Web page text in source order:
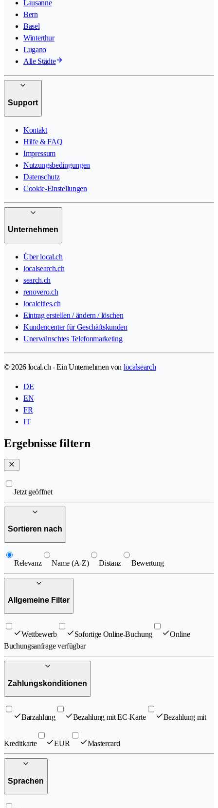
Lausanne
Bern
Basel
Winterthur
Lugano
Alle Städte
Support
Kontakt
Hilfe & FAQ
Impressum
Nutzungsbedingungen
Datenschutz
Cookie-Einstellungen
Unternehmen
Über local.ch
localsearch.ch
search.ch
renovero.ch
localcities.ch
Eintrag erstellen / ändern / löschen
Kundencenter für Geschäftskunden
Unerwünschtes Telefonmarketing
© 2026 local.ch - Ein Unternehmen von localsearch
DE
EN
FR
IT
Ergebnisse filtern
Jetzt geöffnet
Sortieren nach
Relevanz Name (A-Z) Distanz Bewertung
Allgemeine Filter
Wettbewerb Sofortige Online-Buchung
Online
Buchungsanfrage verfügbar
Zahlungskonditionen
Barzahlung Bezahlung mit EC-Karte Bezahlung mit
Kreditkarte EUR Mastercard
Sprachen